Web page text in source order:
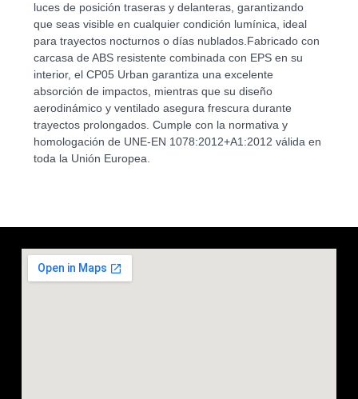
luces de posición traseras y delanteras, garantizando
que seas visible en cualquier condición lumínica, ideal
para trayectos nocturnos o días nublados.Fabricado con
carcasa de ABS resistente combinada con EPS en su
interior, el CP05 Urban garantiza una excelente
absorción de impactos, mientras que su diseño
aerodinámico y ventilado asegura frescura durante
trayectos prolongados. Cumple con la normativa y
homologación de UNE-EN 1078:2012+A1:2012 válida en
toda la Unión Europea.